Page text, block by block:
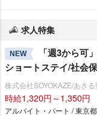
求人特集
NEW
「週3から可
ショートステイ/社会
株式会社SOYOKAZE/あき
時給1,320円～1,350円
アルバイト・パート / 東京都